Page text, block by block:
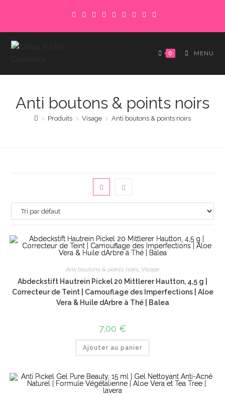
content
0 MENU
Anti boutons & points noirs
> Produits > Visage > Anti boutons & points noirs
Anti boutons & points noirs, Visage
Abdeckstift Hautrein Pickel 20 Mittlerer Hautton, 4,5 g |
Correcteur de Teint | Camouflage des Imperfections | Aloe
Vera & Huile dArbre à Thé | Balea
7,00 €
Ajouter au panier